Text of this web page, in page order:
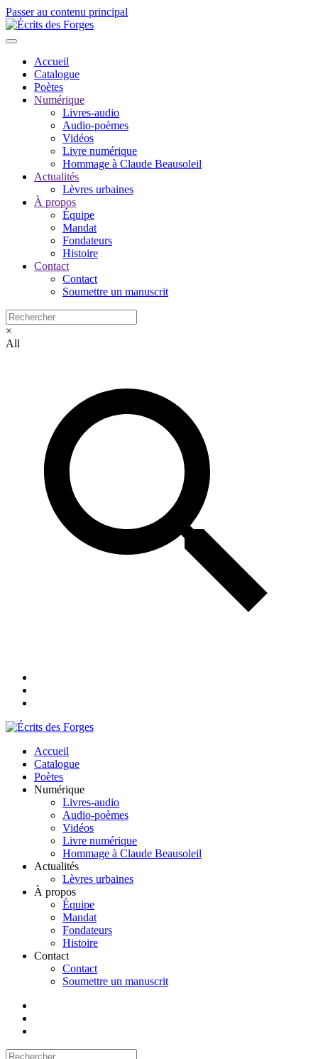
Passer au contenu principal
Accueil
Catalogue
Poètes
Numérique
Livres-audio
Audio-poèmes
Vidéos
Livre numérique
Hommage à Claude Beausoleil
Actualités
Lèvres urbaines
À propos
Équipe
Mandat
Fondateurs
Histoire
Contact
Contact
Soumettre un manuscrit
×
All
Accueil
Catalogue
Poètes
Numérique
Livres-audio
Audio-poèmes
Vidéos
Livre numérique
Hommage à Claude Beausoleil
Actualités
Lèvres urbaines
À propos
Équipe
Mandat
Fondateurs
Histoire
Contact
Contact
Soumettre un manuscrit